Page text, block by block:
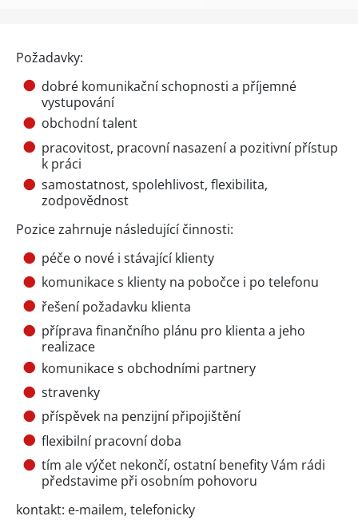
Požadavky:
dobré komunikační schopnosti a příjemné
vystupování
obchodní talent
pracovitost, pracovní nasazení a pozitivní přístup
k práci
samostatnost, spolehlivost, flexibilita,
zodpovědnost
Pozice zahrnuje následující činnosti:
péče o nové i stávající klienty
komunikace s klienty na pobočce i po telefonu
řešení požadavku klienta
příprava finančního plánu pro klienta a jeho
realizace
komunikace s obchodními partnery
stravenky
příspěvek na penzijní připojištění
flexibilní pracovní doba
tím ale výčet nekončí, ostatní benefity Vám rádi
představime při osobním pohovoru
kontakt: e-mailem, telefonicky